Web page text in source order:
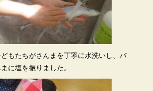
もたちがさんまを丁寧に水洗いし、バ
に塩を振りました。